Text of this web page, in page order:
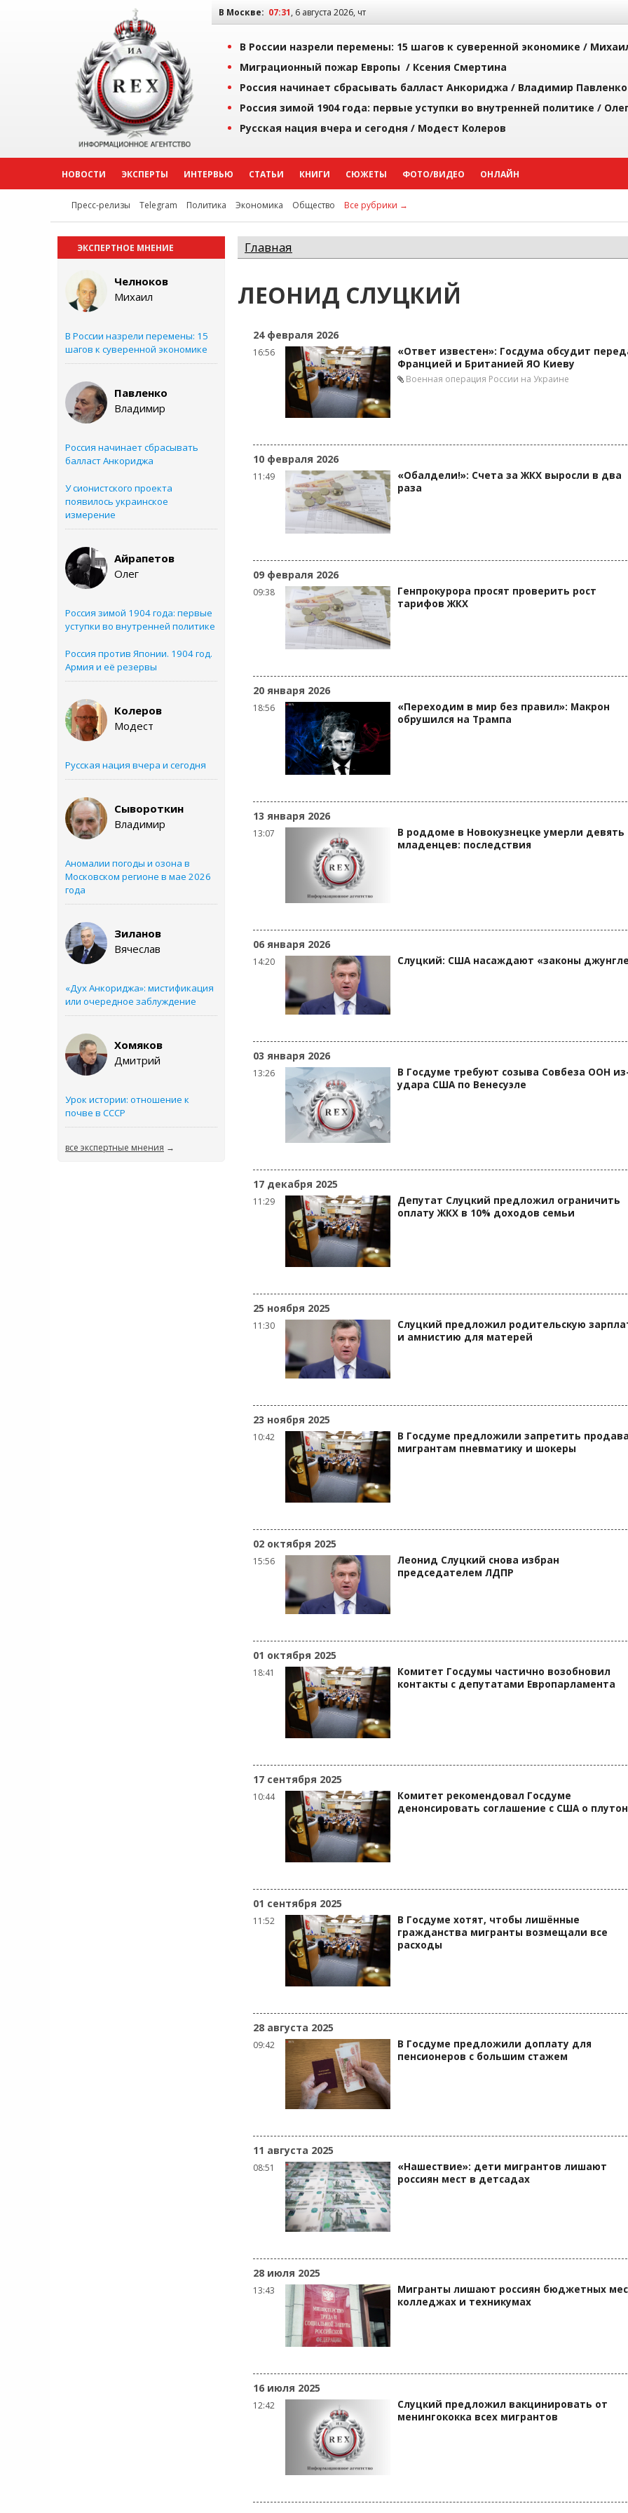
В Москве: 07:31, 6 августа 2026, чт
В России назрели перемены: 15 шагов к суверенной экономике /
Миграционный пожар Европы / Ксения Смертина
Россия начинает сбрасывать балласт Анкориджа / Владимир Павленко
Россия зимой 1904 года: первые уступки во внутренней политике /
Русская нация вчера и сегодня / Модест Колеров
НОВОСТИ ЭКСПЕРТЫ ИНТЕРВЬЮ СТАТЬИ КНИГИ СЮЖЕТЫ ФОТО/ВИДЕО ОНЛАЙН
Пресс-релизы Telegram Политика Экономика Общество Все рубрики →
ЭКСПЕРТНОЕ МНЕНИЕ
Челноков
Михаил
В России назрели перемены: 15
шагов к суверенной экономике
Павленко
Владимир
Россия начинает сбрасывать
балласт Анкориджа
У сионистского проекта
появилось украинское
измерение
Айрапетов
Олег
Россия зимой 1904 года: первые
уступки во внутренней политике
Россия против Японии. 1904 год.
Армия и её резервы
Колеров
Модест
Русская нация вчера и сегодня
Сывороткин
Владимир
Аномалии погоды и озона в
Московском регионе в мае 2026
года
Зиланов
Вячеслав
«Дух Анкориджа»: мистификация
или очередное заблуждение
Хомяков
Дмитрий
Урок истории: отношение к
почве в СССР
все экспертные мнения →
Главная
ЛЕОНИД СЛУЦКИЙ
24 февраля 2026
16:56
«Ответ известен»: Госдума обсудит
Францией и Британией ЯО Киеву
Военная операция России на Украине
10 февраля 2026
11:49
«Обалдели!»: Счета за ЖКХ выросли в два
раза
09 февраля 2026
09:38
Генпрокурора просят проверить рост
тарифов ЖКХ
20 января 2026
18:56
«Переходим в мир без правил»: Макрон
обрушился на Трампа
13 января 2026
13:07
В роддоме в Новокузнецке умерли девять
младенцев: последствия
06 января 2026
14:20 Слуцкий: США насаждают «законы
03 января 2026
13:26
В Госдуме требуют созыва Совбеза ООН
удара США по Венесуэле
17 декабря 2025
11:29
Депутат Слуцкий предложил ограничить
оплату ЖКХ в 10% доходов семьи
25 ноября 2025
11:30
Слуцкий предложил родительскую
и амнистию для матерей
23 ноября 2025
10:42
В Госдуме предложили запретить
мигрантам пневматику и шокеры
02 октября 2025
15:56
Леонид Слуцкий снова избран
председателем ЛДПР
01 октября 2025
18:41
Комитет Госдумы частично возобновил
контакты с депутатами Европарламента
17 сентября 2025
10:44
Комитет рекомендовал Госдуме
денонсировать соглашение с США о
01 сентября 2025
11:52
В Госдуме хотят, чтобы лишённые
гражданства мигранты возмещали все
расходы
28 августа 2025
09:42
В Госдуме предложили доплату для
пенсионеров с большим стажем
11 августа 2025
08:51
«Нашествие»: дети мигрантов лишают
россиян мест в детсадах
28 июля 2025
13:43
Мигранты лишают россиян бюджетных
колледжах и техникумах
16 июля 2025
12:42
Слуцкий предложил вакцинировать от
менингококка всех мигрантов